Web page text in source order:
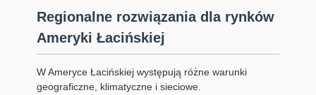
Regionalne rozwiązania dla rynków
Ameryki Łacińskiej
W Ameryce Łacińskiej występują różne warunki
geograficzne, klimatyczne i sieciowe.